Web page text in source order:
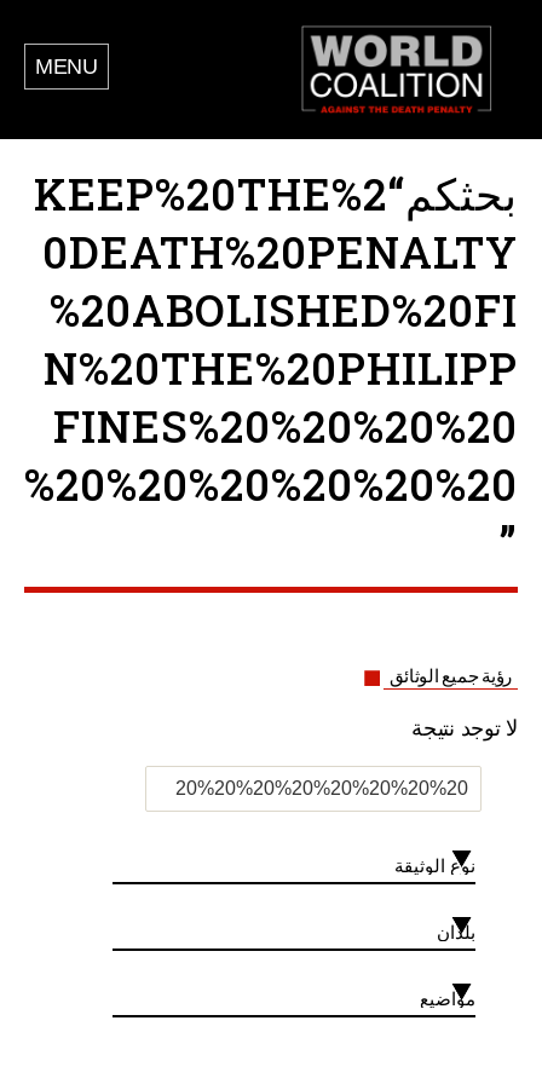
MENU
بحثكم“KEEP%20THE%2
0DEATH%20PENALTY
%20ABOLISHED%20FI
N%20THE%20PHILIPP
FINES%20%20%20%20
%20%20%20%20%20%20
”
رؤية جميع الوثائق
لا توجد نتيجة